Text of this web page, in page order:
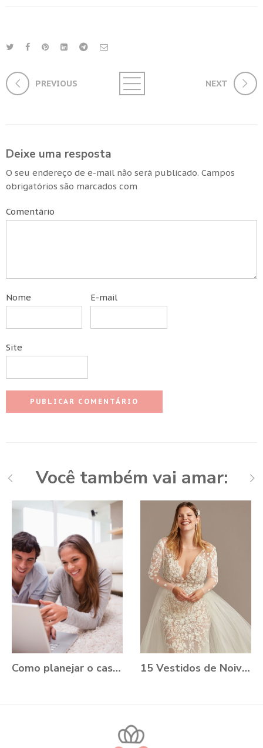
PREVIOUS NEXT
Deixe uma resposta
O seu endereço de e-mail não será publicado. Campos
obrigatórios são marcados com
Comentário
Nome E-mail
Site
Você também vai amar:
Como planejar o casamento durante a Pandemia? 15 Vestidos de Noiva Plus Size para você se apaixonar